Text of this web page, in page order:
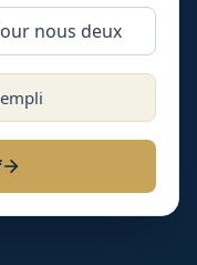
nous deux